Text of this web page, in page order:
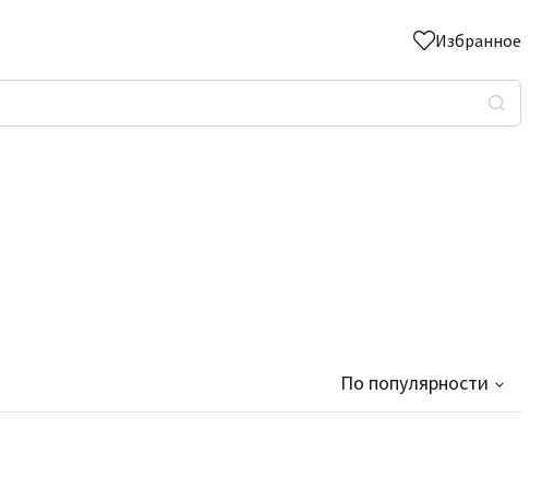
Избранное
По популярности